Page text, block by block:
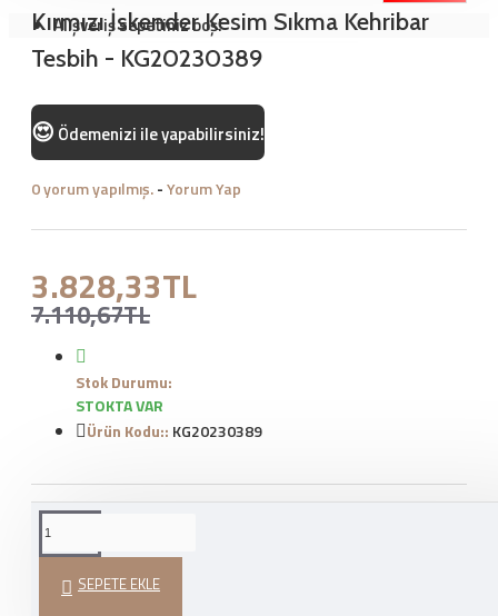
Alışveriş sepetiniz boş!
Kırmızı İskender Kesim Sıkma Kehribar
Tesbih - KG20230389
😍 Ödemenizi ile yapabilirsiniz!
0 yorum yapılmış.-Yorum Yap
3.828,33TL
7.110,67TL
Stok Durumu:
STOKTA VAR
Ürün Kodu:: KG20230389
SEPETE EKLE
VER
HEDIYE PAKETI